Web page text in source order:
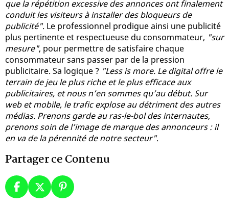
que la répétition excessive des annonces ont finalement
conduit les visiteurs à installer des bloqueurs de
publicité". Le professionnel prodigue ainsi une publicité
plus pertinente et respectueuse du consommateur, "sur
mesure", pour permettre de satisfaire chaque
consommateur sans passer par de la pression
publicitaire. Sa logique ? "Less is more. Le digital offre le
terrain de jeu le plus riche et le plus efficace aux
publicitaires, et nous n’en sommes qu’au début. Sur
web et mobile, le trafic explose au détriment des autres
médias. Prenons garde au ras-le-bol des internautes,
prenons soin de l’image de marque des annonceurs : il
en va de la pérennité de notre secteur".
Partager ce Contenu